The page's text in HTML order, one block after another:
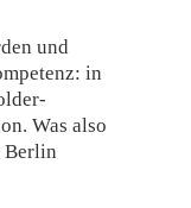
und
in
Was also
Berlin